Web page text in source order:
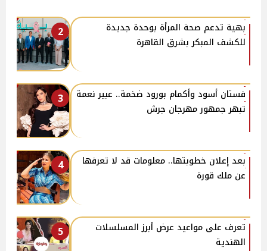
2
بهية تدعم صحة المرأة بوحدة جديدة
للكشف المبكر بشرق القاهرة
3
فستان أسود وأكمام بورود ضخمة.. عبير نعمة
تبهر جمهور مهرجان جرش
4
بعد إعلان خطوبتها.. معلومات قد لا تعرفها
عن ملك قورة
5
تعرف على مواعيد عرض أبرز المسلسلات
الهندية